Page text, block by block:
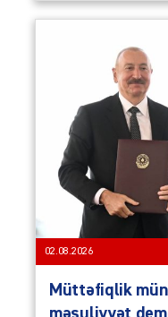
02.08.2026
Müttəfiqlik
məsuliyyət